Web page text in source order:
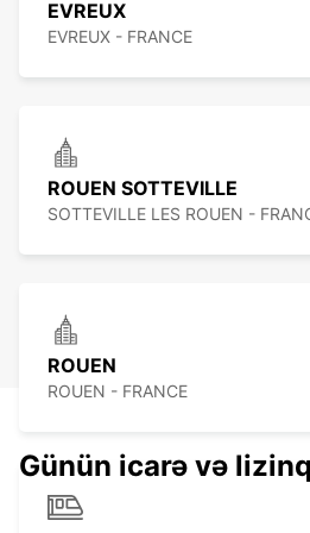
EVREUX
EVREUX - FRANCE
ROUEN SOTTEVILLE
SOTTEVILLE LES ROUEN -
ROUEN
ROUEN - FRANCE
Günün icarə və